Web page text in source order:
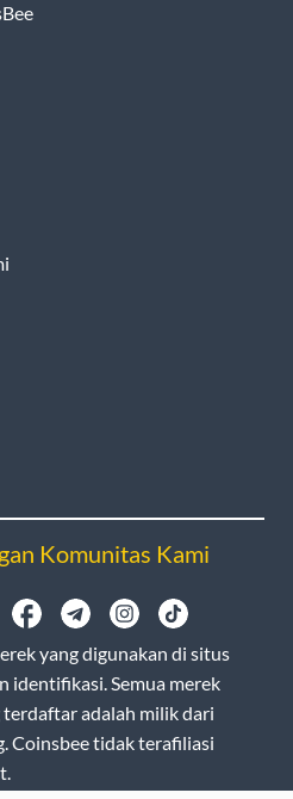
Komunitas Kami
yang digunakan di situs
identifikasi. Semua merek
terdaftar adalah milik dari
Coinsbee tidak terafiliasi